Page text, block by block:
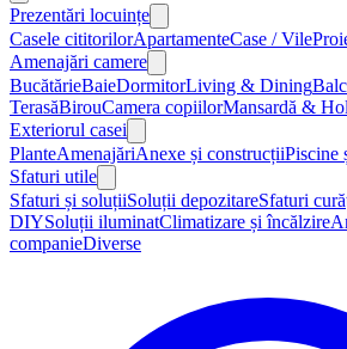
Prezentări locuințe
Casele cititorilorApartamenteCase / Vile
Amenajări camere
BucătărieBaieDormitorLiving & Dining
TerasăBirouCamera copiilorMansardă & Hol
Exteriorul casei
PlanteAmenajăriAnexe și construcțiiPiscine
Sfaturi utile
Sfaturi și soluțiiSoluții depozitareSfaturi
DIYSoluții iluminatClimatizare și încălzire
companieDiverse